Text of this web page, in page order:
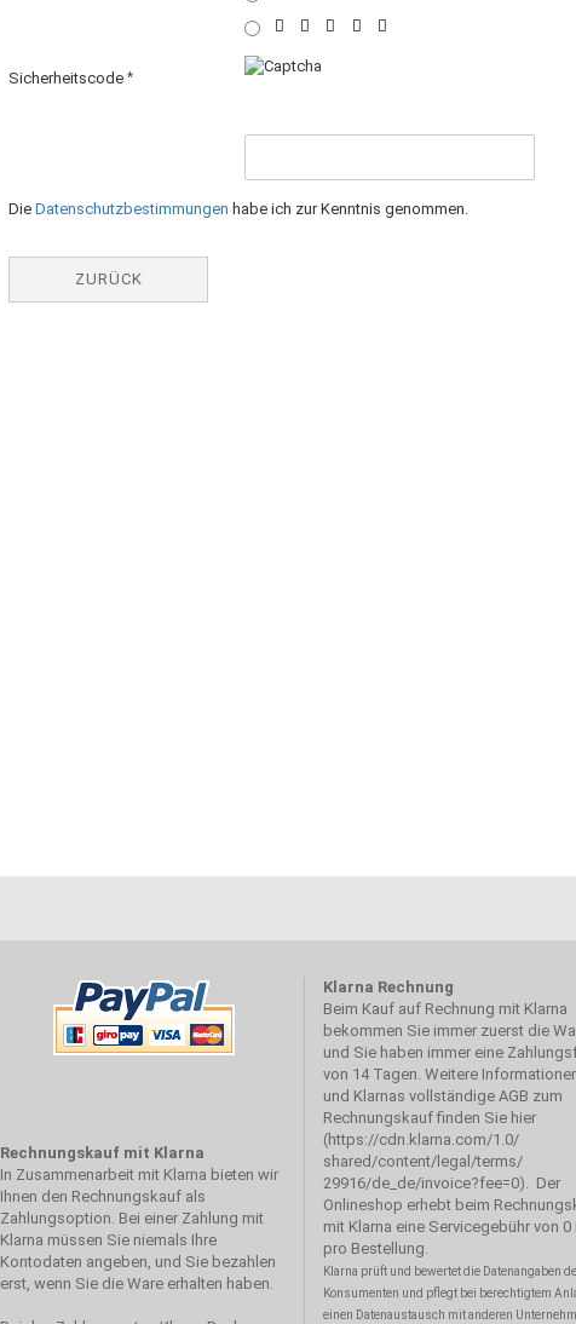
Sicherheitscode
Die Datenschutzbestimmungen habe ich zur Kenntnis genommen.
ZURÜCK
Rechnungskauf mit Klarna
In Zusammenarbeit mit Klarna bieten wir
Ihnen den Rechnungskauf als
Zahlungsoption. Bei einer Zahlung mit
Klarna müssen Sie niemals Ihre
Kontodaten angeben, und Sie bezahlen
erst, wenn Sie die Ware erhalten haben.
Klarna Rechnung
Beim Kauf auf Rechnung mit Klarna
bekommen Sie immer zuerst die
und Sie haben immer eine
von 14 Tagen. Weitere
und Klarnas vollständige AGB zum
Rechnungskauf finden Sie hier
(https://cdn.klarna.com/1.0/
shared/content/legal/terms/
29916/de_de/invoice?fee=0). Der
Onlineshop erhebt beim
mit Klarna eine Servicegebühr von 0
pro Bestellung.
Klarna prüft und bewertet die Datenangaben
Konsumenten und pflegt bei berechtigtem
einen Datenaustausch mit anderen